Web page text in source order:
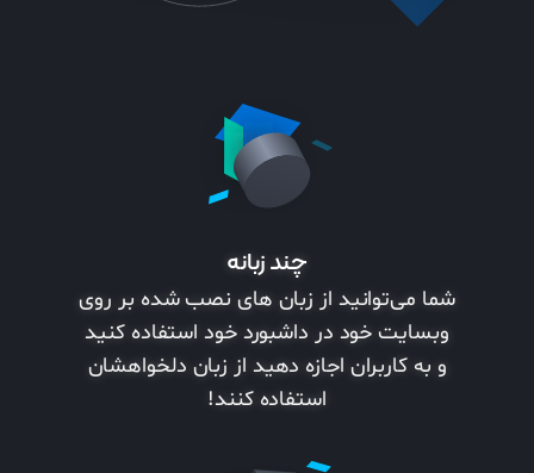
چند زبانه
شما می‌توانید از زبان های نصب شده بر روی
وبسایت خود در داشبورد خود استفاده کنید
و به کاربران اجازه دهید از زبان دلخواهشان
استفاده کنند!